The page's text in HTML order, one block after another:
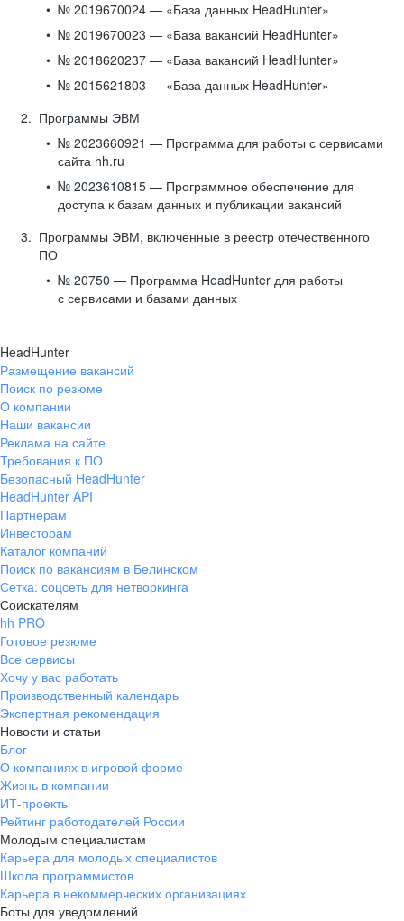
№ 2019670024 — «База данных HeadHunter»
№ 2019670023 — «База вакансий HeadHunter»
№ 2018620237 — «База вакансий HeadHunter»
№ 2015621803 — «База данных HeadHunter»
Программы ЭВМ
№ 2023660921 — Программа для работы с сервисами
сайта hh.ru
№ 2023610815 — Программное обеспечение для
доступа к базам данных и публикации вакансий
Программы ЭВМ, включенные в реестр отечественного
ПО
№ 20750 — Программа HeadHunter для работы
с сервисами и базами данных
HeadHunter
Размещение вакансий
Поиск по резюме
О компании
Наши вакансии
Реклама на сайте
Требования к ПО
Безопасный HeadHunter
HeadHunter API
Партнерам
Инвесторам
Каталог компаний
Поиск по вакансиям в Белинском
Сетка: соцсеть для нетворкинга
Соискателям
hh PRO
Готовое резюме
Все сервисы
Хочу у вас работать
Производственный календарь
Экспертная рекомендация
Новости и статьи
Блог
О компаниях в игровой форме
Жизнь в компании
ИТ-проекты
Рейтинг работодателей России
Молодым специалистам
Карьера для молодых специалистов
Школа программистов
Карьера в некоммерческих организациях
Боты для уведомлений